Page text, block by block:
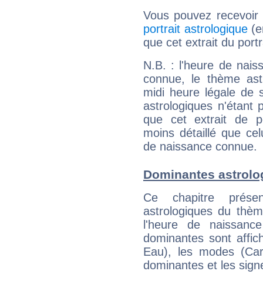
Vous pouvez
portrait astrologique
que cet extrait du
N.B. : l'heure de
connue, le thème
midi heure légale de
astrologiques n'étant
que cet extrait de
moins détaillé que
de naissance connue.
Dominantes
Ce chapitre
astrologiques du
l'heure de
dominantes sont
Eau), les modes
dominantes et les